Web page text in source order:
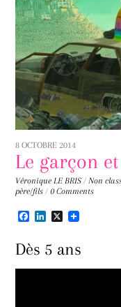
8 OCTOBRE 2014
Le garçon
Véronique LE BRIS / Non
père/fils / 0 Comments
F
e
b
o
L
k
e
d
X
Dès 5 ans